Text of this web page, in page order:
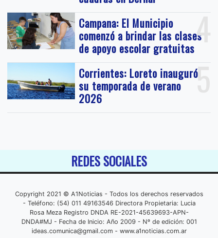
4
Campana: El Municipio
comenzó a brindar las clases
de apoyo escolar gratuitas
5
Corrientes: Loreto inauguró
su temporada de verano
2026
REDES SOCIALES
Copyright 2021 © A1Noticias - Todos los derechos reservados
- Teléfono: (54) 011 49163546 Directora Propietaria: Lucia
Rosa Meza Registro DNDA RE-2021-45639693-APN-
DNDA#MJ - Fecha de Inicio: Año 2009 - Nº de edición: 001
ideas.comunica@gmail.com- www.a1noticias.com.ar